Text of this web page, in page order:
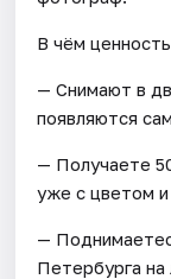
В чём
— Снимают в
появляются
— Получаете
уже с цветом
—
Петербурга на